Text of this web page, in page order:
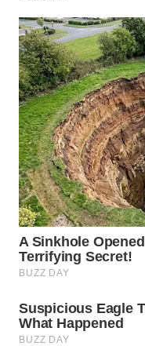
BINTAN
WN
MANDALIKA
WN
LIKUPANG
WN
LABUANBAJO
WN
BORNEO
Media
Group